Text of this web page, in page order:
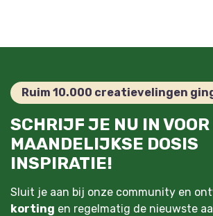
Ruim 10.000 creatievelingen
SCHRIJF JE NU IN
MAANDELIJKSE DOSIS
INSPIRATIE!
Sluit je aan bij onze community en
korting en regelmatig de nieuwste